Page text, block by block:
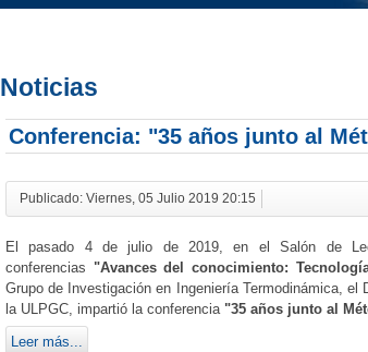
Noticias
Conferencia: "35 años junto al
Publicado: Viernes, 05 Julio 2019 20:15
El pasado 4 de julio de 2019, en el Salón de
conferencias "Avances del conocimiento:
Grupo de Investigación en Ingeniería Termodinámica,
la ULPGC, impartió la conferencia "35 años junto al
Leer más...